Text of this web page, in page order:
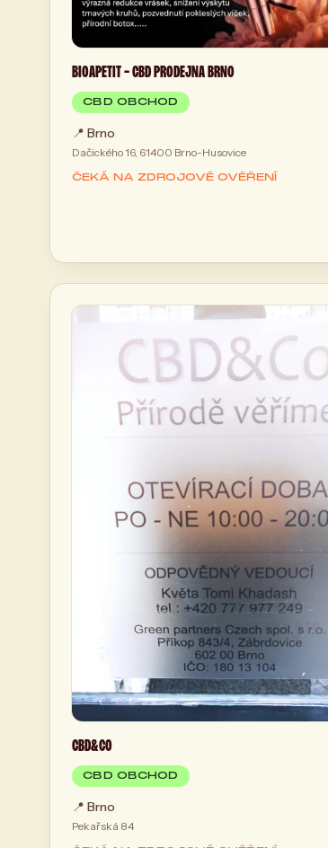
BIOAPETIT - CBD PRODEJNA BRNO
CBD OBCHOD
📍 Brno
Dačického 16, 61400 Brno-Husovice
ČEKÁ NA ZDROJOVÉ OVĚŘENÍ
CBD&CO
CBD OBCHOD
📍 Brno
Pekařská 84